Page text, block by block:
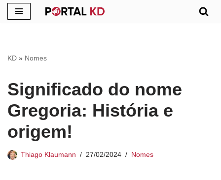
conteúdo
KD » Nomes
Significado do nome
Gregoria: História e
origem!
Thiago Klaumann 27/02/2024 Nomes